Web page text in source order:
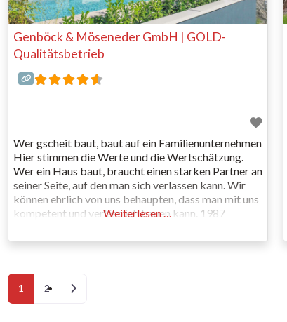
Genböck & Möseneder GmbH | GOLD-
Qualitätsbetrieb
Wer gscheit baut, baut auf ein Familienunternehmen
Hier stimmen die Werte und die Wertschätzung.
Wer ein Haus baut, braucht einen starken Partner an
seiner Seite, auf den man sich verlassen kann. Wir
können ehrlich von uns behaupten, dass man mit uns
kompetent und verlässlich bauen kann. 1987
Familienunternehmen Wohnhäuser und
Weiterlesen …
Posts navigation
1 2 Ältere Beiträge